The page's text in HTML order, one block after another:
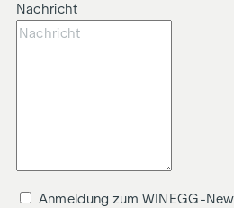
Nachricht
Anmeldung zum WINEGG-